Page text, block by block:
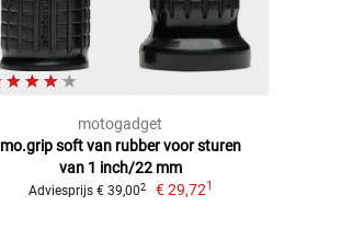
motogadget
mo.grip soft van rubber voor sturen
van 1 inch/22 mm
Adviesprijs € 39,002 € 29,721